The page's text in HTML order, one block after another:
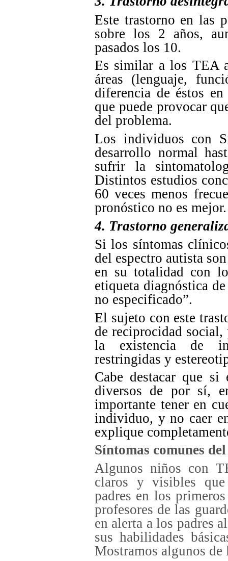
Este trastorno en las
sobre los 2 años,
pasados los 10.
Es similar a los TEA
áreas (lenguaje,
diferencia de éstos
que puede provocar
del problema.
Los individuos con
desarrollo normal
sufrir la
Distintos estudios
60 veces menos
pronóstico no es mejor.
4. Trastorno
Si los síntomas
del espectro autista
en su totalidad con
etiqueta diagnóstica
no especificado”.
El sujeto con este
de reciprocidad social,
la existencia de
restringidas y
Cabe destacar que
diversos de por sí,
importante tener en
individuo, y no caer
explique
Síntomas comunes
Algunos niños con
claros y visibles
padres en los
profesores de las
en alerta a los padres
sus habilidades
Mostramos algunos